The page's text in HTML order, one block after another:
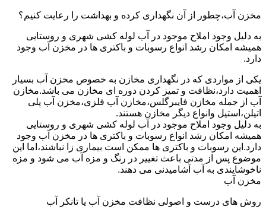
مخزن آب،چطور از آن نگهداری کرده و بهداشت را رعایت کنیم؟
به دلیل وجود املاح موجود در آب لوله کشی شهری و روستایی
همیشه امکان رشد انواع رسوبات و باکتری ها در مخزن آب وجود
دارد.
یکی از مواردی که در نگهداری مخازن به خصوص مخزن آب بسیار
اهمیت دارد،نظافت و تمیز کردن دوره ای مخازن می باشد.مخازن
آب از جمله مخازن فایبرگلس،مخازن آب فلزی،مخزن آب پلی
اتیلن،استیل وانواع دیگر مخازن هستند.
به دلیل وجود املاح موجود در آب لوله کشی شهری و روستایی
همیشه امکان رشد انواع رسوبات و باکتری ها در مخزن آب وجود
دارد.این رسوبات و باکتری ها ممکن است بیماری زا نباشند،اما این
موضوع پس از مدتی باعث تغییر در رنگ و مزه آب می شود و مزه
ناخوشایندی به آب آشامیدنی می دهند.
مخزن آب
روش های درست و اصولی نظافت مخزن آب یا تانکر آب